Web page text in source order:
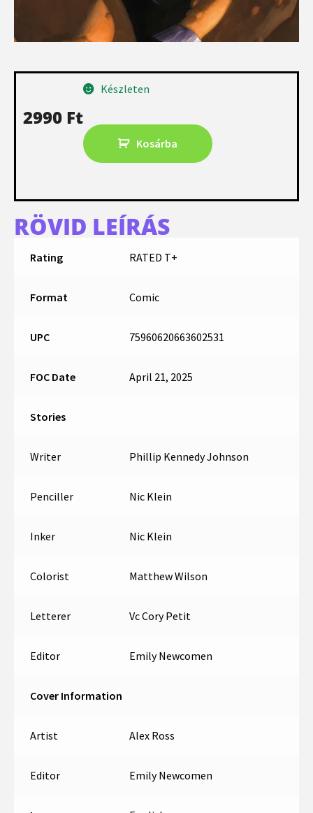
2990 Ft
Készleten
Kosárba
RÖVID LEÍRÁS
Rating RATED T+
Format Comic
UPC 75960620663602531
FOC Date April 21, 2025
Stories
Writer Phillip Kennedy Johnson
Penciller Nic Klein
Inker Nic Klein
Colorist Matthew Wilson
Letterer Vc Cory Petit
Editor Emily Newcomen
Cover Information
Artist Alex Ross
Editor Emily Newcomen